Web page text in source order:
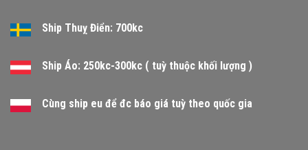
Ship Thuỵ Điển: 700kc
Ship Áo: 250kc-300kc ( tuỳ thuộc khối lượng )
Cùng ship eu để đc báo giá tuỳ theo quốc gia